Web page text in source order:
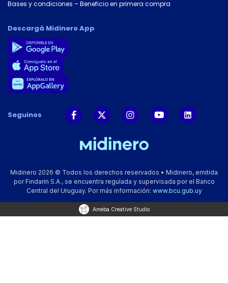
Bases y condiciones – Beneficio en primera compra
Descargá Midinero App
Seguinos
Midinero 2026 © Todos los derechos reservados • Midinero, emitida
por Findarin S.A., se encuentra regulada y supervisada por el Banco
Central del Uruguay. Por más información: www.bcu.gub.uy
Ameba Creative Studio